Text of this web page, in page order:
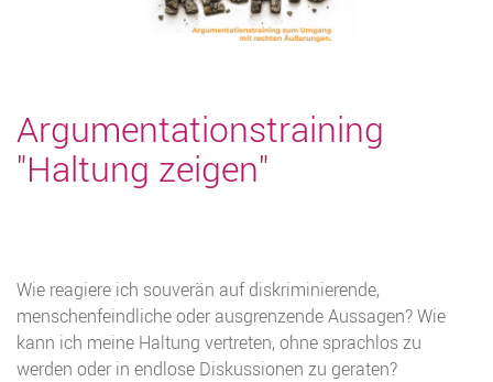
Argumentationstraining
"Haltung zeigen"
Wie reagiere ich souverän auf diskriminierende,
menschenfeindliche oder ausgrenzende Aussagen? Wie
kann ich meine Haltung vertreten, ohne sprachlos zu
werden oder in endlose Diskussionen zu geraten?